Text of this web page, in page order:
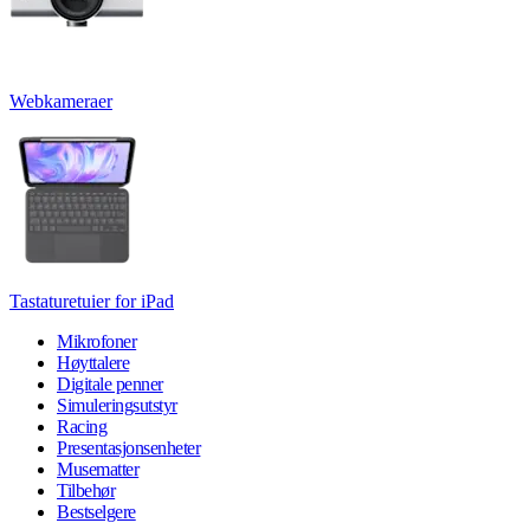
Webkameraer
Tastaturetuier for iPad
Mikrofoner
Høyttalere
Digitale penner
Simuleringsutstyr
Racing
Presentasjonsenheter
Musematter
Tilbehør
Bestselgere